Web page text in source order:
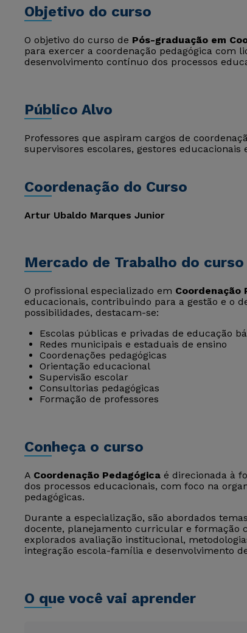
Objetivo do curso
O objetivo do curso de Pós-graduação em
para exercer a coordenação pedagógica com
desenvolvimento contínuo dos processos
Público Alvo
Professores que aspiram cargos de
supervisores escolares, gestores
Coordenação do Curso
Artur Ubaldo Marques Junior
Mercado de Trabalho do
O profissional especializado em Coordenação
educacionais, contribuindo para a gestão e o
possibilidades, destacam-se:
Escolas públicas e privadas de educação
Redes municipais e estaduais de ensino
Coordenações pedagógicas
Orientação educacional
Supervisão escolar
Consultorias pedagógicas
Formação de professores
Conheça o curso
A Coordenação Pedagógica é direcionada à
dos processos educacionais, com foco na
pedagógicas.
Durante a especialização, são abordados
docente, planejamento curricular e formação
explorados avaliação institucional,
integração escola-família e desenvolvimento
O que você vai aprender